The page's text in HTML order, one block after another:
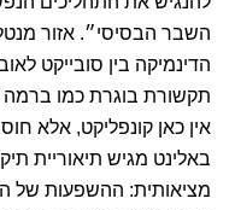
הדינמיקה בין סובייקט
תקשורת בוגרת כמו ברמה 3 (האדיפלית).
אין כאן קונפליקט, אלא
באלינט מגיש תיאוריית
מציאותית: ההשפעות של